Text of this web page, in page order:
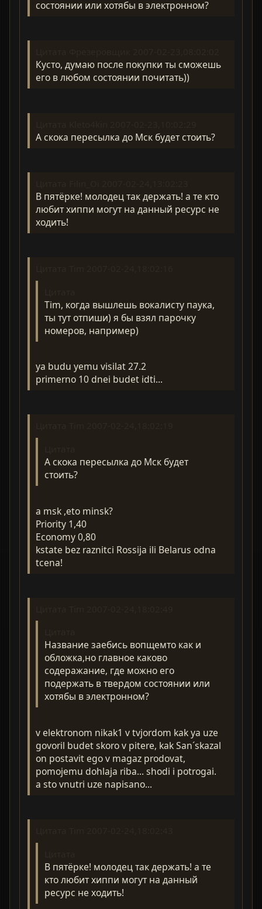
состоянии или хотябы в электронном?
Кусто, думаю после покупки ты сможешь
его в любом состоянии почитать))
А скока пересылка до Мск будет стоить?
В пятёрке! молодец так держать! а те кто
любит хиппи могут на данный ресурс не
ходить!
Tim, когда вышлешь вокалисту паука,
ты тут отпиши) я бы взял парочку
номеров, например)
ya budu yemu visilat 27.2
primerno 10 dnei budet idti...
А скока пересылка до Мск будет
стоить?
a msk ,eto minsk?
Priority 1,40
Economy 0,80
kstate bez raznitci Rossija ili Belarus odna
tcena!
Название заебись вопщемто как и
обложка,но главное каково
содеражание, где можно его
подержать в твердом состоянии или
хотябы в электронном?
v elektronom nikak1 v tvjordom kak ya uze
govoril budet skoro v pitere, kak San´skazal
on postavit ego v magaz prodovat,
pomojemu dohlaja riba... shodi i potrogai.
a sto vnutri uze napisano...
В пятёрке! молодец так держать! а те
кто любит хиппи могут на данный
ресурс не ходить!